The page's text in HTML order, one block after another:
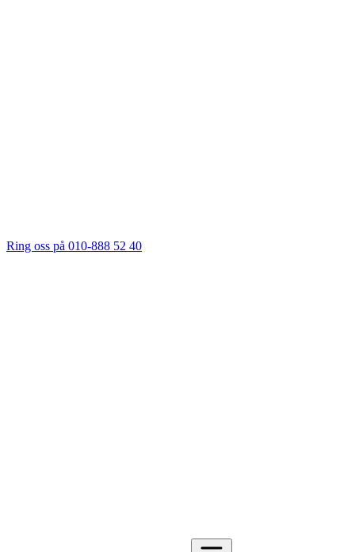
Ring oss på 010-888 52 40